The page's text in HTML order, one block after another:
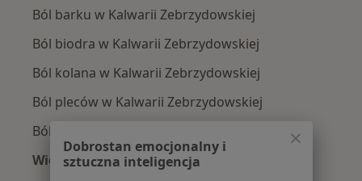
Ból barku w Kalwarii Zebrzydowskiej
Ból biodra w Kalwarii Zebrzydowskiej
Ból kolana w Kalwarii Zebrzydowskiej
Ból pleców w Kalwarii Zebrzydowskiej
Bóle kręgosłupa w Kalwarii Zebrzydowskiej
Więcej (14)
Dobrostan emocjonalny i
sztuczna inteligencja